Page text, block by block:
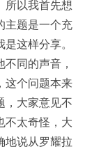
所以我首先想
主题是一个充
这样分享。
同的声音，
这个问题本来
，大家意见不
不太奇怪，大
地说从罗耀拉